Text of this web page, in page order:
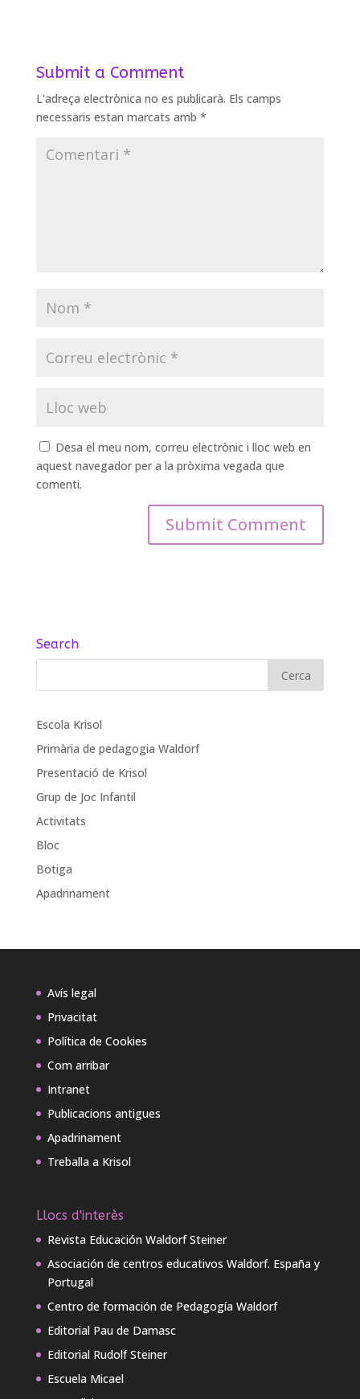
Submit a Comment
L'adreça electrònica no es publicarà. Els camps
necessaris estan marcats amb *
Desa el meu nom, correu electrònic i lloc web en
aquest navegador per a la pròxima vegada que
comenti.
Search
Escola Krisol
Primària de pedagogia Waldorf
Presentació de Krisol
Grup de Joc Infantil
Activitats
Bloc
Botiga
Apadrinament
Avís legal
Privacitat
Política de Cookies
Com arribar
Intranet
Publicacions antigues
Apadrinament
Treballa a Krisol
Llocs d'interès
Revista Educación Waldorf Steiner
Asociación de centros educativos Waldorf. España y
Portugal
Centro de formación de Pedagogía Waldorf
Editorial Pau de Damasc
Editorial Rudolf Steiner
Escuela Micael